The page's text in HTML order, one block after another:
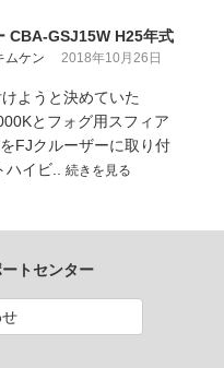
CBA-GSJ15W H25年式
ムケン 2018年10月26日
ようと決めていた
とフォグ用スフィア
FJクルーザーに取り付
ハイビ.. 続きを見る
トセンター